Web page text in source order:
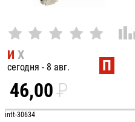
И Х
сегодня - 8 авг. П
46,00P
УБ.
intt-30634